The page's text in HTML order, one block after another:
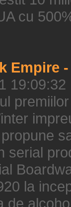
cu
Empire
19:09:32
serial
la
de